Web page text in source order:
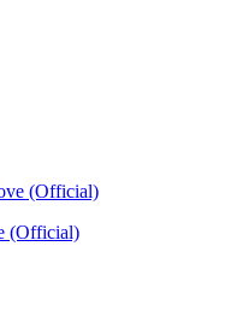
(Official)